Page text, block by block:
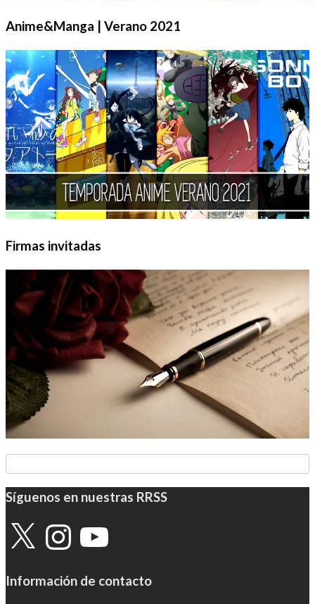
Anime&Manga | Verano 2021
Firmas invitadas
Síguenos en nuestras RRSS
X InstagramYouTube
Información de contacto